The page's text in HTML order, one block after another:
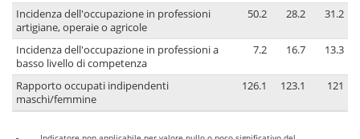
Incidenza dell'occupazione in professioni
artigiane, operaie o agricole
50.2 28.2 31.2
Incidenza dell'occupazione in professioni a
basso livello di competenza
7.2 16.7 13.3
Rapporto occupati indipendenti
maschi/femmine
126.1 123.1 121